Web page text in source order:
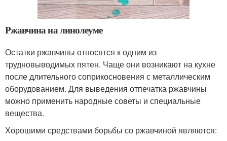
Ржавчина на линолеуме
Остатки ржавчины относятся к одним из
трудновыводимых пятен. Чаще они возникают на кухне
после длительного соприкосновения с металлическим
оборудованием. Для выведения отпечатка ржавчины
можно применить народные советы и специальные
вещества.
Хорошими средствами борьбы со ржавчиной являются: